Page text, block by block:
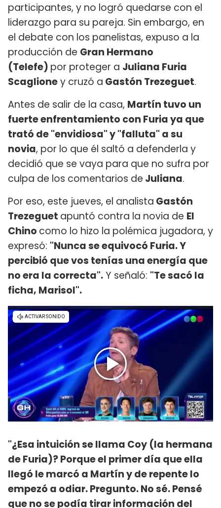
participantes, y no logró quedarse con el
liderazgo para su pareja. Sin embargo, en
el debate con los panelistas, expuso a la
producción de Gran Hermano
(Telefe) por proteger a Juliana Furia
Scaglioney cruzó a Gastón Trezeguet.
Antes de salir de la casa, Martín tuvo un
fuerte enfrentamiento con Furia ya que
trató de "envidiosa" y "falluta" a su
novia, por lo que él saltó a defenderla y
decidió que se vaya para que no sufra por
culpa de los comentarios de Juliana.
Por eso, este jueves, el analista Gastón
Trezeguet apuntó contra la novia de El
Chino como lo hizo la polémica jugadora, y
expresó: "Nunca se equivocó Furia. Y
percibió que vos tenías una energía que
no era la correcta".Y señaló: "Te sacó la
ficha, Marisol".
"¿Esa intuición se llama Coy (la hermana
de Furia)? Porque el primer día que ella
llegó le marcó a Martín y de repente lo
empezó a odiar. Pregunto. No sé. Pensé
que no se podía tirar información del